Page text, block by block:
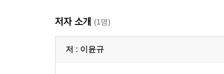
저자 소개 (1명)
저 : 이윤규